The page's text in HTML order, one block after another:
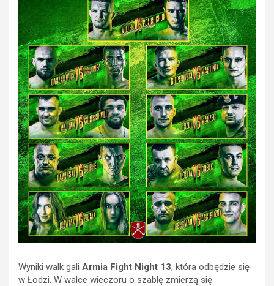
Wyniki walk gali Armia Fight Night 13, która odbędzie się
w Łodzi. W walce wieczoru o szablę zmierzą się